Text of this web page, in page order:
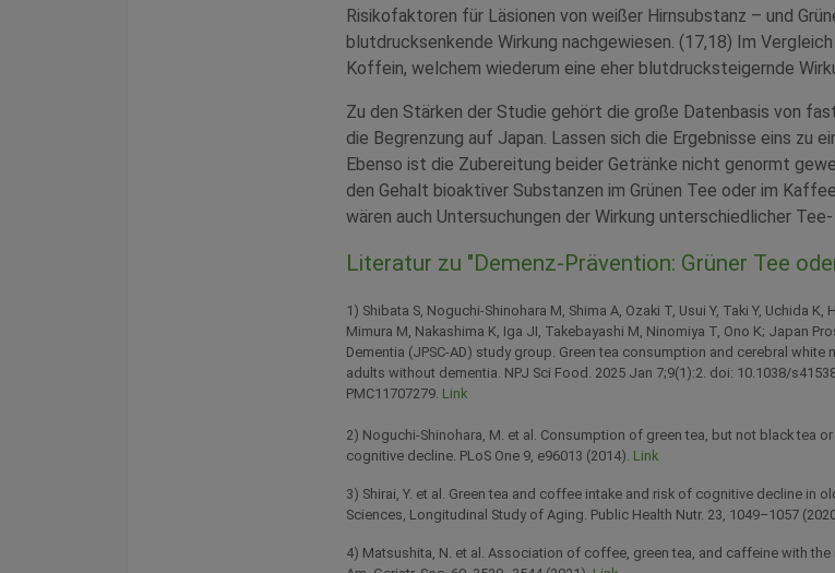
Risikofaktoren für Läsionen von weißer Hirnsubstanz – und
blutdrucksenkende Wirkung nachgewiesen. (17,18) Im
Koffein, welchem wiederum eine eher blutdrucksteigernde
Zu den Stärken der Studie gehört die große Datenbasis von
die Begrenzung auf Japan. Lassen sich die Ergebnisse eins zu
Ebenso ist die Zubereitung beider Getränke nicht genormt
den Gehalt bioaktiver Substanzen im Grünen Tee oder im
wären auch Untersuchungen der Wirkung unterschiedlicher
Literatur zu "Demenz-Prävention: Grüner Tee
1) Shibata S, Noguchi-Shinohara M, Shima A, Ozaki T, Usui Y, Taki Y, Uchida
Mimura M, Nakashima K, Iga JI, Takebayashi M, Ninomiya T, Ono K; Japan
Dementia (JPSC-AD) study group. Green tea consumption and cerebral
adults without dementia. NPJ Sci Food. 2025 Jan 7;9(1):2. doi: 10.1038/
PMC11707279. Link
2) Noguchi-Shinohara, M. et al. Consumption of green tea, but not black tea
cognitive decline. PLoS One 9, e96013 (2014). Link
3) Shirai, Y. et al. Green tea and coffee intake and risk of cognitive decline in
Sciences, Longitudinal Study of Aging. Public Health Nutr. 23, 1049–1057
4) Matsushita, N. et al. Association of coffee, green tea, and caffeine with